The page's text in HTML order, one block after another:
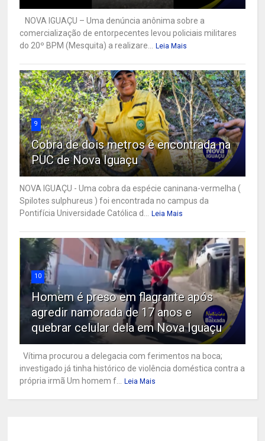
NOVA IGUAÇU – Uma denúncia anônima sobre a
comercialização de entorpecentes levou policiais militares
do 20º BPM (Mesquita) a realizare...
Leia Mais
9
Cobra de dois metros é encontrada na
PUC de Nova Iguaçu
NOVA IGUAÇU - Uma cobra da espécie caninana-vermelha (
Spilotes sulphureus ) foi encontrada no campus da
Pontifícia Universidade Católica d...
Leia Mais
10
Homem é preso em flagrante após
agredir namorada de 17 anos e
quebrar celular dela em Nova Iguaçu
Vítima procurou a delegacia com ferimentos na boca;
investigado já tinha histórico de violência doméstica contra a
própria irmã Um homem f...
Leia Mais